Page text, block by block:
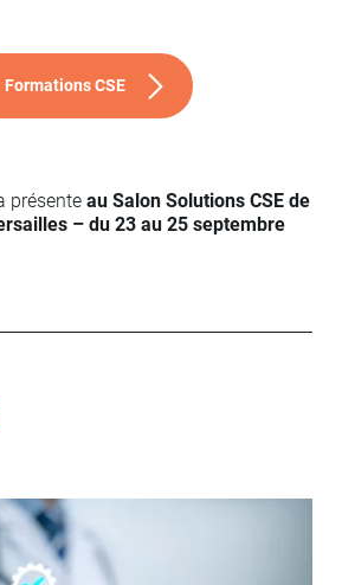
Formations CSE
présente au Salon Solutions CSE de
– du 23 au 25 septembre